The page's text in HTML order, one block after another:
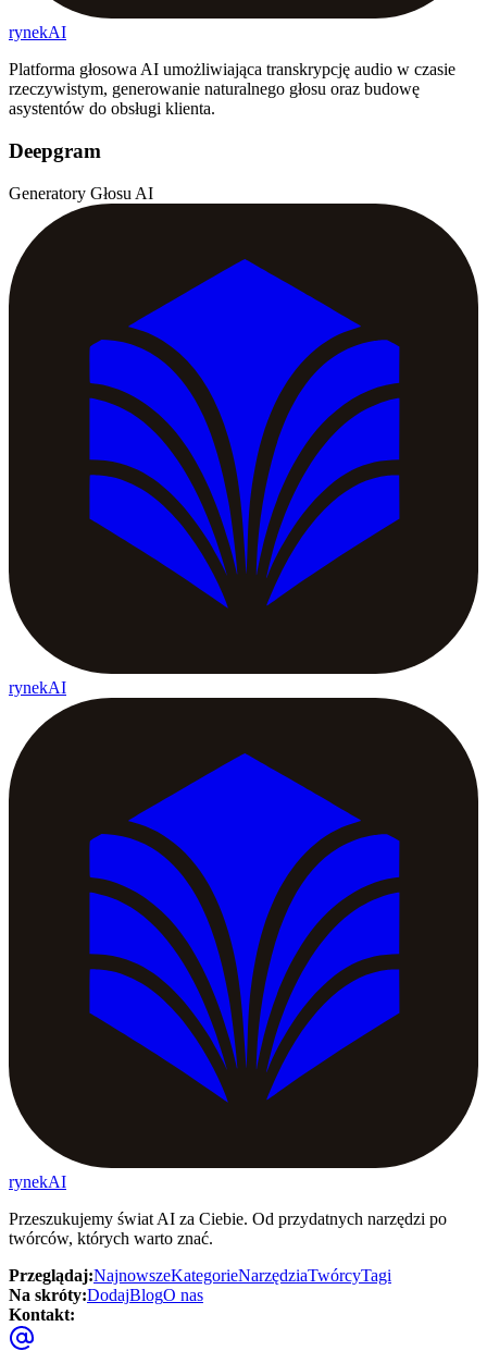
rynekAI
Platforma głosowa AI umożliwiająca transkrypcję audio w czasie
rzeczywistym, generowanie naturalnego głosu oraz budowę
asystentów do obsługi klienta.
Deepgram
Generatory Głosu AI
rynekAI
rynekAI
Przeszukujemy świat AI za Ciebie. Od przydatnych narzędzi po
twórców, których warto znać.
Przeglądaj:NajnowszeKategorieNarzędziaTwórcyTagi
Na skróty:DodajBlogO nas
Kontakt: